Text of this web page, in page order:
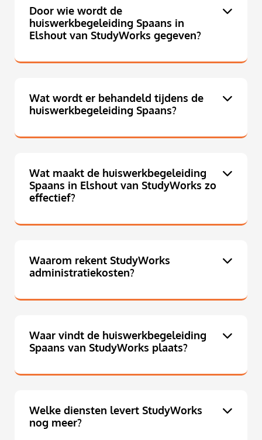
Door wie wordt de
huiswerkbegeleiding Spaans in
Elshout van StudyWorks gegeven?
Wat wordt er behandeld tijdens de
huiswerkbegeleiding Spaans?
Wat maakt de huiswerkbegeleiding
Spaans in Elshout van StudyWorks zo
effectief?
Waarom rekent StudyWorks
administratiekosten?
Waar vindt de huiswerkbegeleiding
Spaans van StudyWorks plaats?
Welke diensten levert StudyWorks
nog meer?